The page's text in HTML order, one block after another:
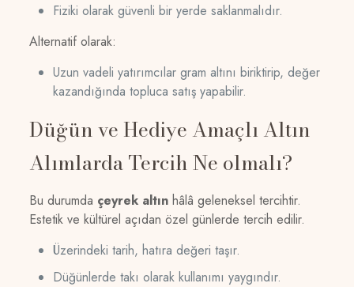
Fiziki olarak güvenli bir yerde saklanmalıdır.
Alternatif olarak:
Uzun vadeli yatırımcılar gram altını biriktirip, değer
kazandığında topluca satış yapabilir.
Düğün ve Hediye Amaçlı Altın
Alımlarda Tercih Ne olmalı?
Bu durumda çeyrek altınhâlâ geleneksel tercihtir.
Estetik ve kültürel açıdan özel günlerde tercih edilir.
Üzerindeki tarih, hatıra değeri taşır.
Düğünlerde takı olarak kullanımı yaygındır.